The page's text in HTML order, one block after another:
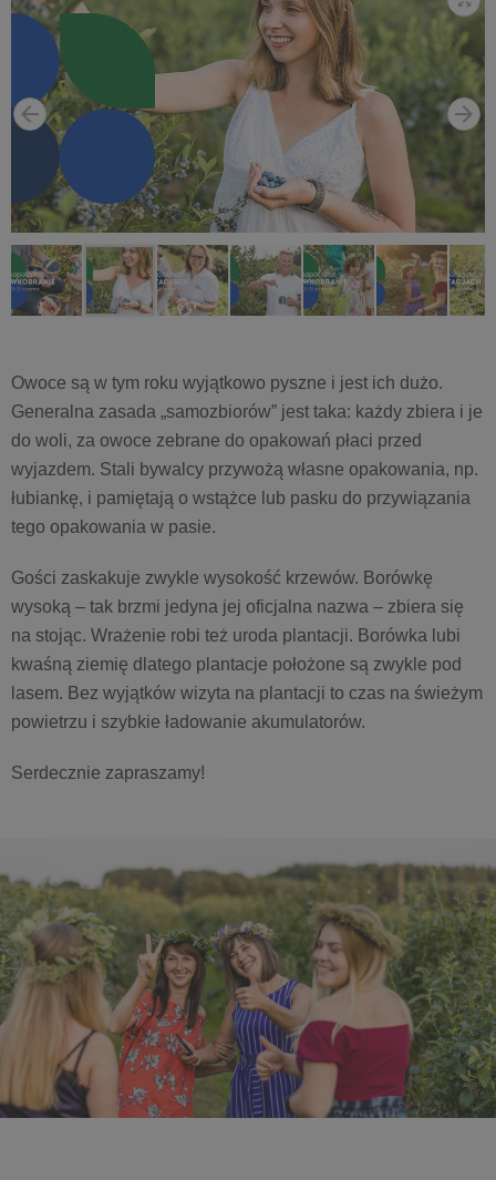
Owoce są w tym roku wyjątkowo pyszne i jest ich dużo.
Generalna zasada „samozbiorów” jest taka: każdy zbiera i je
do woli, za owoce zebrane do opakowań płaci przed
wyjazdem. Stali bywalcy przywożą własne opakowania, np.
łubiankę, i pamiętają o wstążce lub pasku do przywiązania
tego opakowania w pasie.
Gości zaskakuje zwykle wysokość krzewów. Borówkę
wysoką – tak brzmi jedyna jej oficjalna nazwa – zbiera się
na stojąc. Wrażenie robi też uroda plantacji. Borówka lubi
kwaśną ziemię dlatego plantacje położone są zwykle pod
lasem. Bez wyjątków wizyta na plantacji to czas na świeżym
powietrzu i szybkie ładowanie akumulatorów.
Serdecznie zapraszamy!